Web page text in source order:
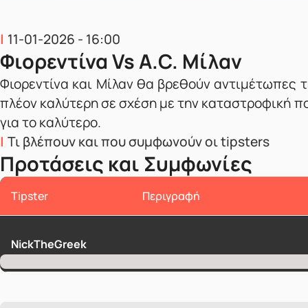
11-01-2026 - 16:00
Φιορεντίνα Vs A.C. Μίλαν
Φιορεντίνα και Μίλαν θα βρεθούν αντιμέτωπες
πλέον καλύτερη σε σχέση με την καταστροφική
για το καλύτερο.
Τι βλέπουν και που συμφωνούν οι tipsters
Προτάσεις και Συμφωνίες
Tipster Περιγραφή
NickTheGreek